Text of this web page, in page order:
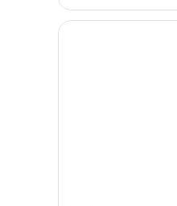
(iResidence
Elite)